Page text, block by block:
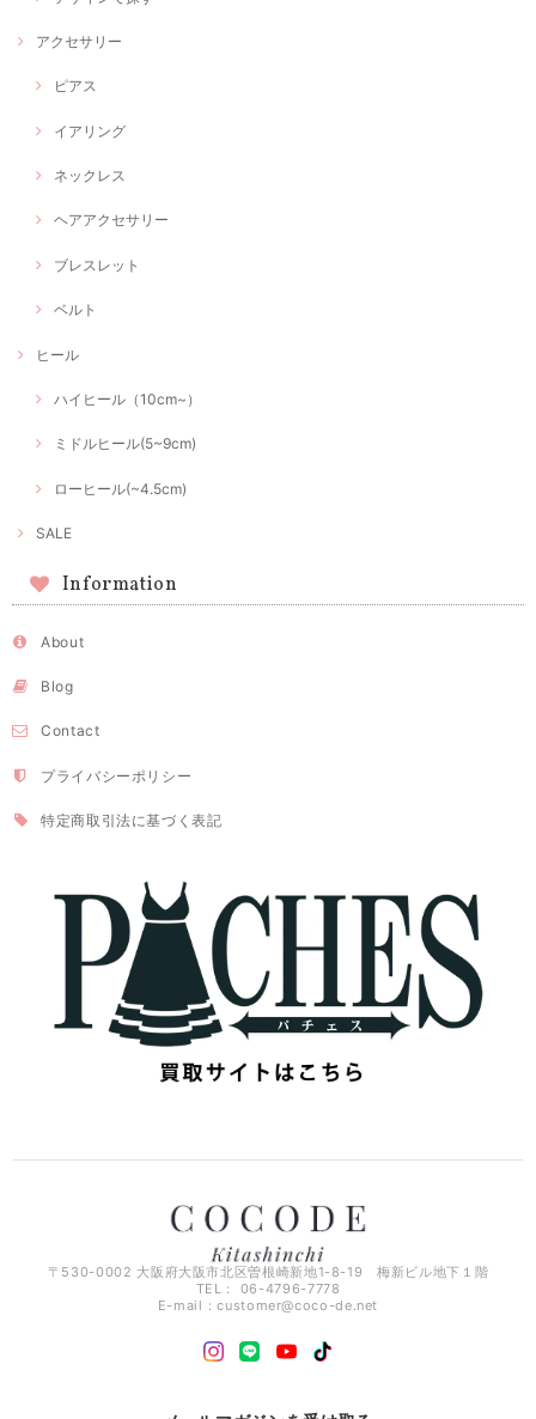
アクセサリー
ピアス
イアリング
ネックレス
ヘアアクセサリー
ブレスレット
ベルト
ヒール
ハイヒール（10cm~）
ミドルヒール(5~9cm)
ローヒール(~4.5cm)
SALE
Information
About
Blog
Contact
プライバシーポリシー
特定商取引法に基づく表記
〒530-0002 大阪府大阪市北区曽根崎新地1-8-19 梅新ビル地下１階
TEL： 06-4796-7778
E-mail：customer@coco-de.net